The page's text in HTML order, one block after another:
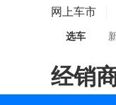
网上车市
选车
经销